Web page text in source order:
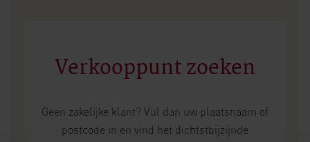
Verkooppunt zoeken
Geen zakelijke klant? Vul dan uw plaatsnaam of
postcode in en vind het dichtstbijzijnde